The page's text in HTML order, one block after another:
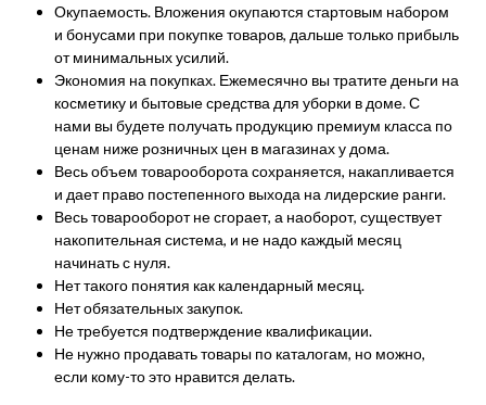
Окупаемость. Вложения окупаются стартовым набором
и бонусами при покупке товаров, дальше только прибыль
от минимальных усилий.
Экономия на покупках. Ежемесячно вы тратите деньги на
косметику и бытовые средства для уборки в доме. С
нами вы будете получать продукцию премиум класса по
ценам ниже розничных цен в магазинах у дома.
Весь объем товарооборота сохраняется, накапливается
и дает право постепенного выхода на лидерские ранги.
Весь товарооборот не сгорает, а наоборот, существует
накопительная система, и не надо каждый месяц
начинать с нуля.
Нет такого понятия как календарный месяц.
Нет обязательных закупок.
Не требуется подтверждение квалификации.
Не нужно продавать товары по каталогам, но можно,
если кому-то это нравится делать.